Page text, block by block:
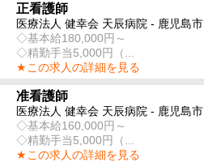
正看護師
医療法人 健幸会 天辰病院 - 鹿児島市
◇基本給180,000円～
◇精勤手当5,000円（...
★この求人の詳細を見る
准看護師
医療法人 健幸会 天辰病院 - 鹿児島市
◇基本給160,000円～
◇精勤手当5,000円（...
★この求人の詳細を見る